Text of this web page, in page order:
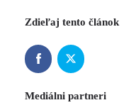
Zdieľaj tento článok
Mediálni partneri